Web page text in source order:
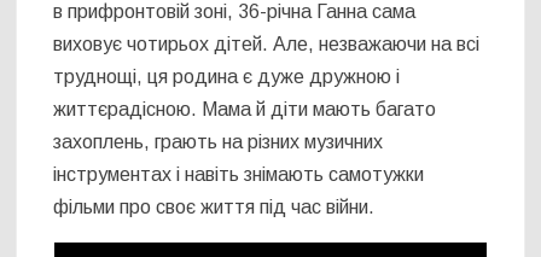
в прифронтовій зоні, 36-річна Ганна сама
виховує чотирьох дітей. Але, незважаючи на всі
труднощі, ця родина є дуже дружною і
життєрадісною. Мама й діти мають багато
захоплень, грають на різних музичних
інструментах і навіть знімають самотужки
фільми про своє життя під час війни.